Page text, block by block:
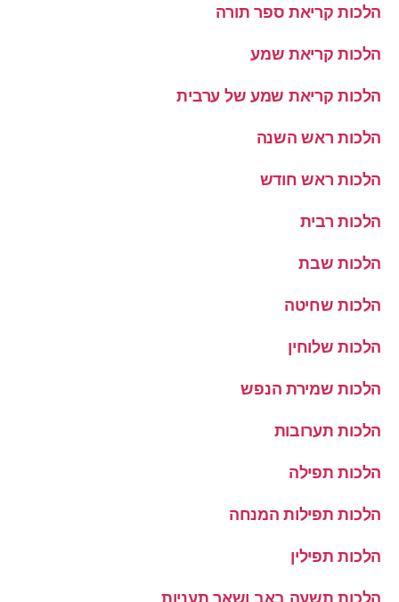
הלכות קריאת ספר תורה
הלכות קריאת שמע
הלכות קריאת שמע של ערבית
הלכות ראש השנה
הלכות ראש חודש
הלכות רבית
הלכות שבת
הלכות שחיטה
הלכות שלוחין
הלכות שמירת הנפש
הלכות תערובות
הלכות תפילה
הלכות תפילות המנחה
הלכות תפילין
הלכות תשעה באב ושאר תעניות